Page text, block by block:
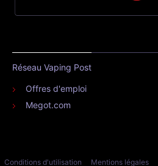
Réseau Vaping Post
Offres d'emploi
Megot.com
Conditions d'utilisation Mentions légales